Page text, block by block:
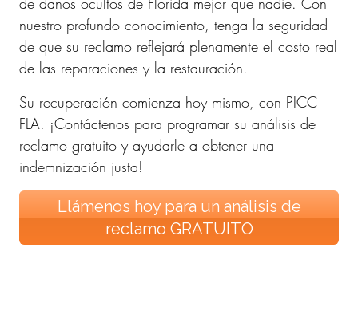
nuestro profundo conocimiento, tenga la seguridad
de que su reclamo reflejará plenamente el costo real
de las reparaciones y la restauración.
Su recuperación comienza hoy mismo, con PICC
FLA. ¡Contáctenos para programar su análisis de
reclamo gratuito y ayudarle a obtener una
indemnización justa!
Llámenos hoy para un análisis de
reclamo GRATUITO